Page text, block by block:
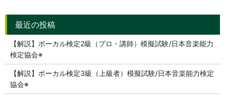
【解説】ボーカル検定2級（プロ・講師）模擬試験/日本音楽能力
検定協会※
【解説】ボーカル検定3級（上級者）模擬試験/日本音楽能力検定
協会※